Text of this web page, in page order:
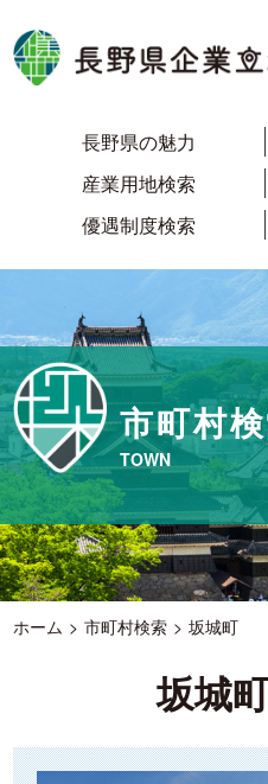
長野県の魅力
産業用地検索
優遇制度検索
市町村
TOWN
ホーム 市町村検索 坂城町
坂城